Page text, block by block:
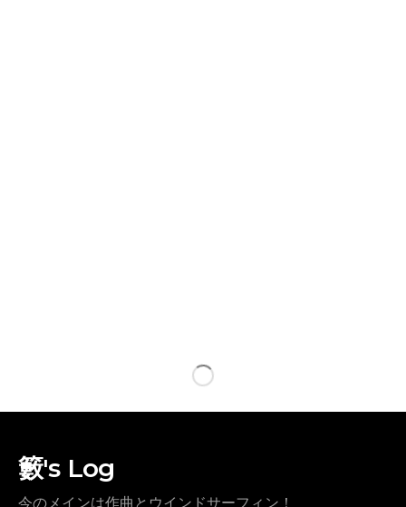
籔's Log
今のメインは作曲とウインドサーフィン！